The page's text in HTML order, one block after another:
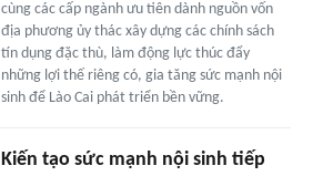
cùng các cấp ngành ưu tiên dành nguồn vốn
địa phương ủy thác xây dựng các chính sách
tín dụng đặc thù, làm động lực thúc đẩy
những lợi thế riêng có, gia tăng sức mạnh nội
sinh để Lào Cai phát triển bền vững.
Kiến tạo sức mạnh nội sinh tiếp